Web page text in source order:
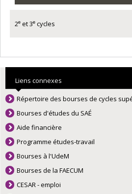
2e et 3e cycles
Liens connexes
Répertoire des bourses de cycles
Bourses d'études du SAÉ
Aide financière
Programme études-travail
Bourses à l'UdeM
Bourses de la FAECUM
CESAR - emploi